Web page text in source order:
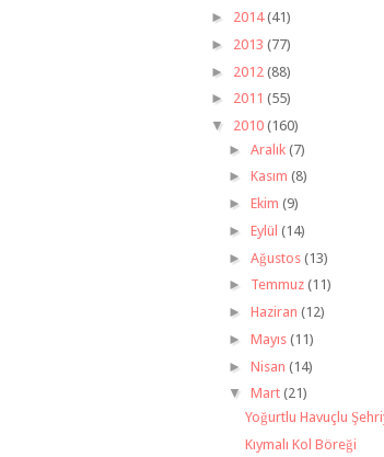
► 2014(41)
► 2013 (77)
► 2012 (88)
► 2011 (55)
▼ 2010 (160)
► Aralık (7)
► Kasım (8)
► Ekim (9)
► Eylül (14)
► Ağustos (13)
► Temmuz (11)
► Haziran (12)
► Mayıs (11)
► Nisan (14)
▼ Mart (21)
Yoğurtlu Havuçlu
Kıymalı Kol Böreği